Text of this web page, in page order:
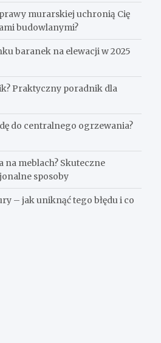
murarskiej uchronią Cię
budowlanymi?
baranek na elewacji w 2025
Praktyczny poradnik dla
do centralnego ogrzewania?
na meblach? Skuteczne
sposoby
– jak uniknąć tego błędu i co